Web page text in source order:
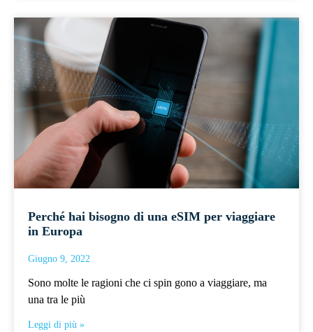
Perché hai bisogno di una eSIM per viaggiare
in Europa
Giugno 9, 2022
Sono molte le ragioni che ci spin gono a viaggiare, ma
una tra le più
Leggi di più »